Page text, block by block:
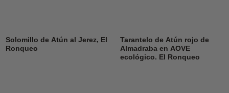
Solomillo de Atún al Jerez, El
Ronqueo
Tarantelo de Atún rojo de
Almadraba en AOVE
ecológico. El Ronqueo